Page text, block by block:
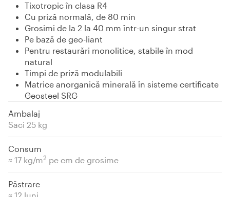
Tixotropic în clasa R4
Cu priză normală, de 80 min
Grosimi de la 2 la 40 mm într-un singur strat
Pe bază de geo-liant
Pentru restaurări monolitice, stabile în mod
natural
Timpi de priză modulabili
Matrice anorganică minerală în sisteme certificate
Geosteel SRG
Ambalaj
Saci 25 kg
Consum
≈ 17 kg/m2 pe cm de grosime
Păstrare